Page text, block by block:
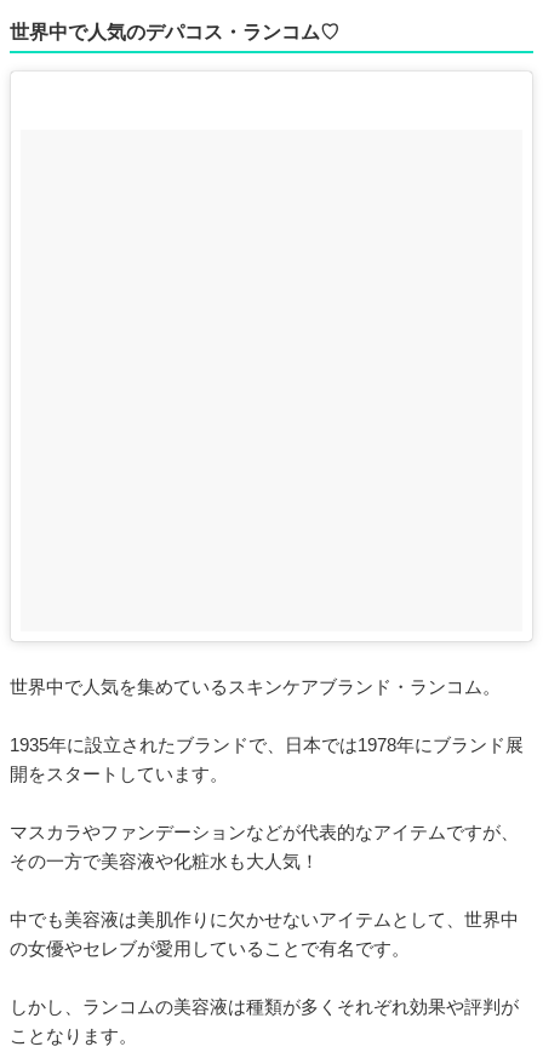
世界中で人気のデパコス・ランコム♡
世界中で人気を集めているスキンケアブランド・ランコム。
1935年に設立されたブランドで、日本では1978年にブランド展
開をスタートしています。
マスカラやファンデーションなどが代表的なアイテムですが、
その一方で美容液や化粧水も大人気！
中でも美容液は美肌作りに欠かせないアイテムとして、世界中
の女優やセレブが愛用していることで有名です。
しかし、ランコムの美容液は種類が多くそれぞれ効果や評判が
ことなります。